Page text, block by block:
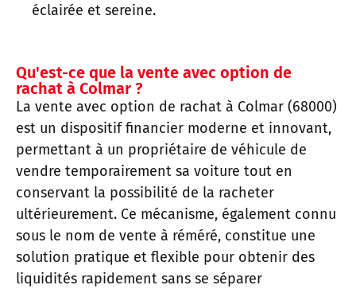
éclairée et sereine.
Qu'est-ce que la vente avec option de
rachat à Colmar ?
La vente avec option de rachat à Colmar (68000)
est un dispositif financier moderne et innovant,
permettant à un propriétaire de véhicule de
vendre temporairement sa voiture tout en
conservant la possibilité de la racheter
ultérieurement. Ce mécanisme, également connu
sous le nom de vente à réméré, constitue une
solution pratique et flexible pour obtenir des
liquidités rapidement sans se séparer